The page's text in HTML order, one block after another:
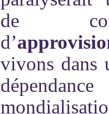
de
d’
vivons dans